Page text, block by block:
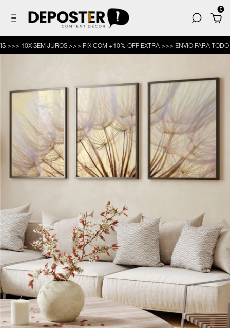
0
10X SEM JUROS >>> PIX COM +10% OFF EXTRA >>> ENVIO PARA TODO O BR